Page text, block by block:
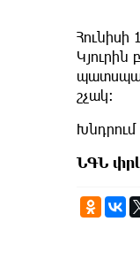
շչակ:
ՆԳՆ